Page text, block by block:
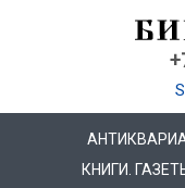
КНИГИ.